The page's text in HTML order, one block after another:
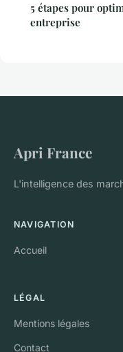
5 étapes pour
entreprise
Apri France
L'intelligence des
NAVIGATION
Accueil
LÉGAL
Mentions légales
Contact